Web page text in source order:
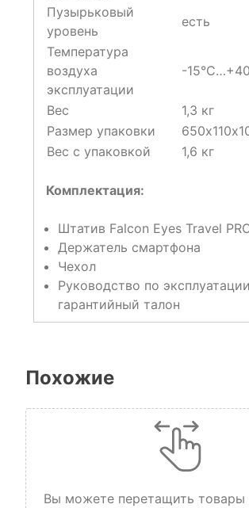
Пузырьковый
уровень
есть
Температура
воздуха
эксплуатации
-
Вес
1,3 кг
Размер упаковки
Вес с упаковкой
1,6 кг
Комплектация:
Штатив Falcon Eyes Travel
Держатель смартфона
Чехол
Руководство по
гарантийный талон
Похожие
Вы можете перетащить товары